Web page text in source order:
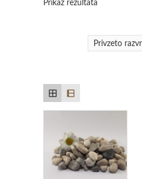
Prikaz rezultata